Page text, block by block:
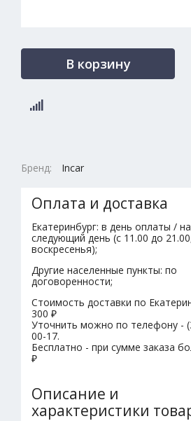
В корзину
Бренд: Incar
Оплата и доставка
Екатеринбург: в день оплаты / на
следующий день (с 11.00 до
воскресенья);
Другие населенные пункты: по
договоренности;
Стоимость доставки по
300 ₽
Уточнить можно по телефону -
00-17.
Бесплатно - при сумме заказа
₽
Описание и
характеристики